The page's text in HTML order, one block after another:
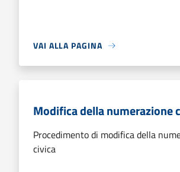
VAI ALLA PAGINA
Modifica della numerazione
Procedimento di modifica della
civica